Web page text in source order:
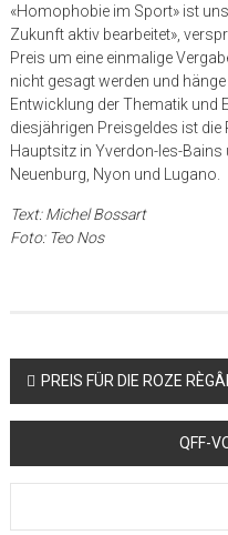
«Homophobie im Sport» ist
Zukunft aktiv bearbeitet»,
Preis um eine einmalige
nicht gesagt werden und
Entwicklung der Thematik und
diesjährigen Preisgeldes ist die
Hauptsitz in Yverdon-les-Bains
Neuenburg, Nyon und Lugano.
Text: Michel Bossart
Foto: Teo Nos
PREIS FÜR DIE ROZE
QFF-